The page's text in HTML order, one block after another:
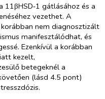
gátlásához és a
vezethet. A
nem diagnosztizált
manifesztálódhat, és
Ezenkívül a korábban
kezelt,
betegeknél a
(lásd 4.5 pont)